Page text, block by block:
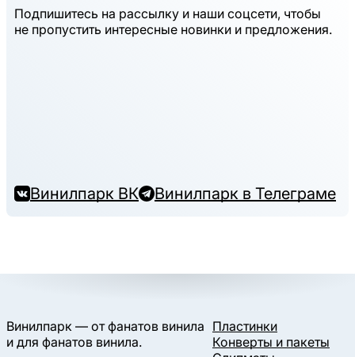
Подпишитесь на рассылку и наши соцсети, чтобы
не пропустить интересные новинки и предложения.
Винилпарк ВК Винилпарк в Телеграме
Винилпарк — от фанатов винила
и для фанатов винила.
Пластинки
Конверты и пакеты